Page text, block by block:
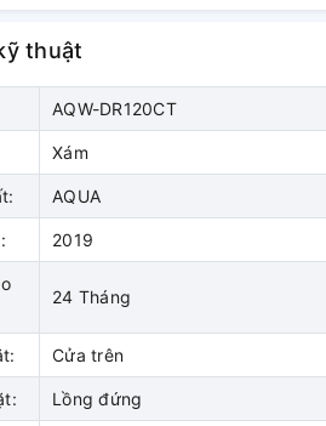
thuật
AQW-DR120CT
Xám
AQUA
2019
24 Tháng
Cửa trên
Lồng đứng